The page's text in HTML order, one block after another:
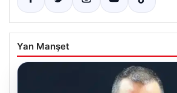
Yan Manşet